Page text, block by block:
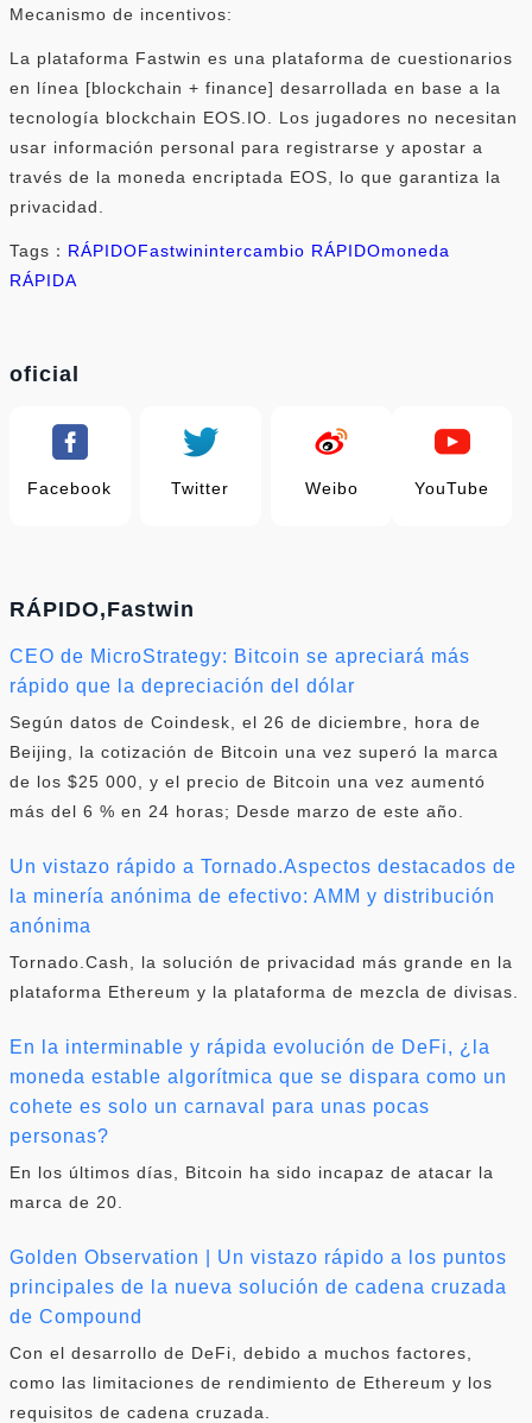
Mecanismo de incentivos:
La plataforma Fastwin es una plataforma de cuestionarios
en línea [blockchain + finance] desarrollada en base a la
tecnología blockchain EOS.IO. Los jugadores no necesitan
usar información personal para registrarse y apostar a
través de la moneda encriptada EOS, lo que garantiza la
privacidad.
Tags： RÁPIDOFastwinintercambio RÁPIDOmoneda
RÁPIDA
oficial
Facebook Twitter Weibo YouTube
RÁPIDO,Fastwin
CEO de MicroStrategy: Bitcoin se apreciará más
rápido que la depreciación del dólar
Según datos de Coindesk, el 26 de diciembre, hora de
Beijing, la cotización de Bitcoin una vez superó la marca
de los $25 000, y el precio de Bitcoin una vez aumentó
más del 6 % en 24 horas; Desde marzo de este año.
Un vistazo rápido a Tornado.Aspectos destacados de
la minería anónima de efectivo: AMM y distribución
anónima
Tornado.Cash, la solución de privacidad más grande en la
plataforma Ethereum y la plataforma de mezcla de divisas.
En la interminable y rápida evolución de DeFi, ¿la
moneda estable algorítmica que se dispara como un
cohete es solo un carnaval para unas pocas
personas?
En los últimos días, Bitcoin ha sido incapaz de atacar la
marca de 20.
Golden Observation | Un vistazo rápido a los puntos
principales de la nueva solución de cadena cruzada
de Compound
Con el desarrollo de DeFi, debido a muchos factores,
como las limitaciones de rendimiento de Ethereum y los
requisitos de cadena cruzada.